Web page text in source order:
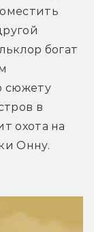
богат
сюжету
в
охота на
Онну.